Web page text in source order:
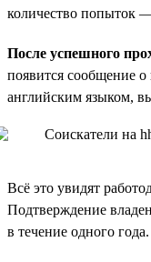
количество попыток
После успешного
появится сообщение
английским языком,
Всё это увидят
Подтверждение
в течение одного года.